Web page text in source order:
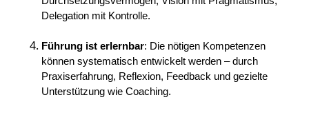
Delegation mit Kontrolle.
Führung ist erlernbar: Die nötigen Kompetenzen
können systematisch entwickelt werden – durch
Praxiserfahrung, Reflexion, Feedback und gezielte
Unterstützung wie Coaching.